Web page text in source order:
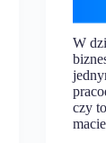
W
czy